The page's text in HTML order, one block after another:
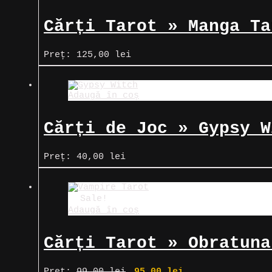
Cărți Tarot » Manga
Preț: 125,00 lei
Adaugă în coș
Cărți de Joc » Gypsy
Preț: 40,00 lei
Sale!
Adaugă în coș
Cărți Tarot »